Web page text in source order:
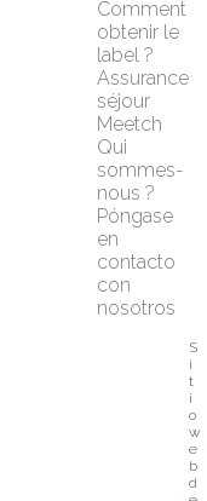
Comment
obtenir le
label ?
Assurance
séjour
Meetch
Qui
sommes-
nous ?
Póngase
en
contacto
con
nosotros
S
i
t
i
o
w
e
b
d